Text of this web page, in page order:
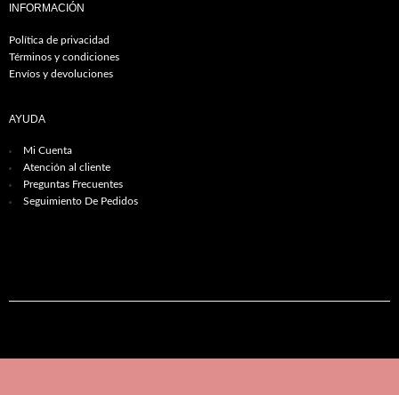
INFORMACIÓN
Política de privacidad
Términos y condiciones
Envíos y devoluciones
AYUDA
Mi Cuenta
Atención al cliente
Preguntas Frecuentes
Seguimiento De Pedidos